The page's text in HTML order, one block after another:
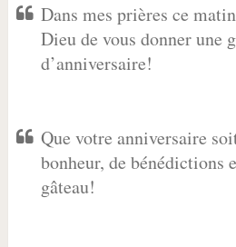
Dans mes prières ce
Dieu de vous donner une
d’anniversaire!
Que votre anniversaire
bonheur, de bénédictions
gâteau!